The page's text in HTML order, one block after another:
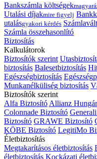
Bankszámla költségek
Utalási díjakmire figyelj
utalásgyakori kérdés
Számla összehasonlító
Biztosítás
Kalkulátorok
Biztosítók szerint
biztosítás Balesetbiztosítás
Egészségbiztosítás
Munkanélküliség biztosítás
Biztosítók szerint
Alfa Biztosító Allianz
Colonnade Biztosító
Biztosító GRAWE Biztosító
KÖBE Biztosító LegitiMo
Életbiztosítás
Megtakarításos életbiztosítás
életbiztosítás Kockázati